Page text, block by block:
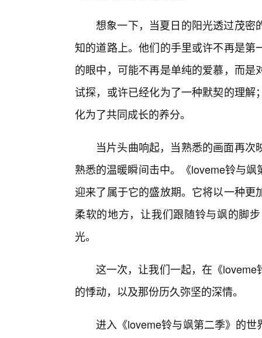
想象一下，当夏日的阳光透过茂密
知的道路上。他们的手里或许不再是
的眼中，可能不再是单纯的爱慕，而
试探，或许已经化为了一种默契的理
化为了共同成长的养分。
当片头曲响起，当熟悉的画面再
熟悉的温暖瞬间击中。《loveme铃与
迎来了属于它的盛放期。它将以一种
柔软的地方，让我们跟随铃与飒的脚
光。
这一次，让我们一起，在《
的悸动，以及那份历久弥坚的深情。
进入《loveme铃与飒第二季》的